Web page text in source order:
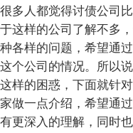
很多人都觉得讨债公司
于这样的公司了解不多
种各样的问题，希望通
这个公司的情况。所以
这样的困惑，下面就针
家做一点介绍，希望通
有更深入的理解，同时